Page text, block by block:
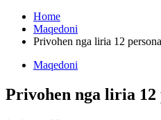
Home
Maqedoni
Privohen nga liria 12
Maqedoni
Privohen nga liria 12